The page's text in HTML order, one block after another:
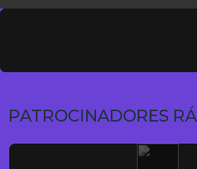
PATROCINADORES